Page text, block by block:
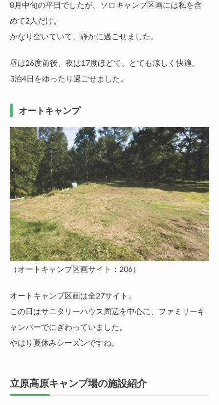
8月中旬の平日でしたが、ソロキャンプ区画には私を含
めて2人だけ。
かなり空いていて、静かに過ごせました。
昼は26度前後、夜は17度ほどで、とても涼しく快適。
3泊4日をゆったり過ごせました。
オートキャンプ
（オートキャンプ区画サイト：206）
オートキャンプ区画は全27サイト。
この日はサニタリーハウス周辺を中心に、ファミリーキ
ャンパーでにぎわっていました。
やはり夏休みシーズンですね。
立原高原キャンプ場の施設紹介